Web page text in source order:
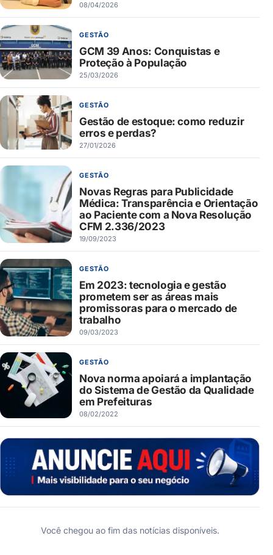
08/04/2026
GESTÃO
GCM 39 Anos: Conquistas e
Proteção à População
25/03/2026
GESTÃO
Gestão de estoque: como reduzir
erros e perdas?
27/01/2026
GESTÃO
Novas Regras para Publicidade
Médica: Transparência e Orientação
ao Paciente com a Nova Resolução
CFM 2.336/2023
19/09/2023
GESTÃO
Em 2023: tecnologia e gestão
prometem ser as áreas mais
promissoras para o mercado de
trabalho
09/03/2023
GESTÃO
Nova norma apoiará a implantação
do Sistema de Gestão da Qualidade
em Prefeituras
08/02/2022
Você chegou ao fim das notícias disponíveis.